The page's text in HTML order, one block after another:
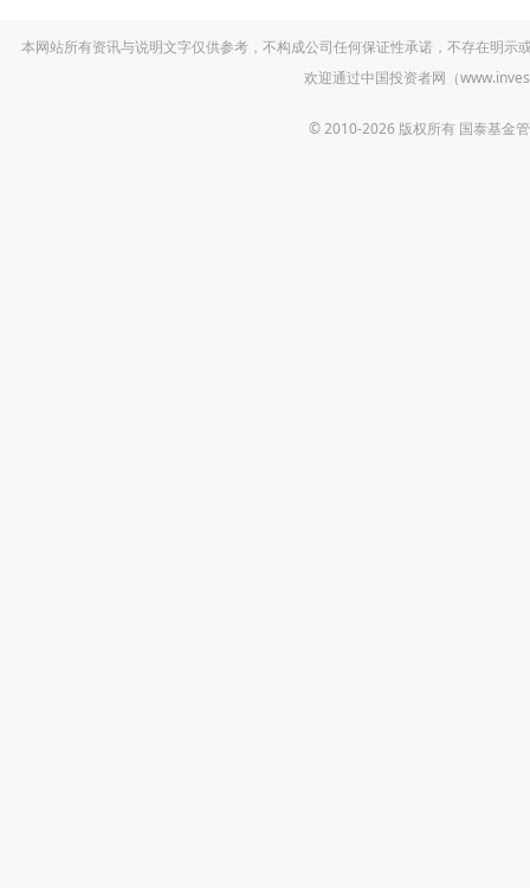
本网站所有资讯与说明文字仅供参考，不构成公司任何保证性承诺，不存在明
欢迎通过中国投资者网（
© 2010-2026 版权所有 国泰基金